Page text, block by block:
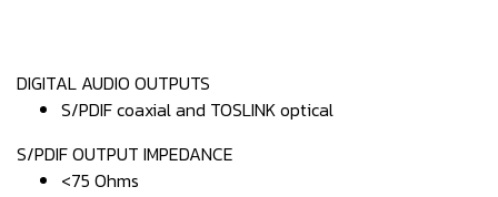
DIGITAL AUDIO OUTPUTS
S/PDIF coaxial and TOSLINK optical
S/PDIF OUTPUT IMPEDANCE
<75 Ohms